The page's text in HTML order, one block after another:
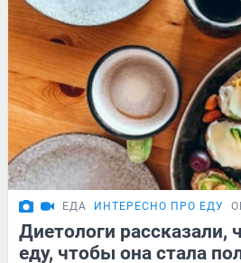
ЕДА ИНТЕРЕСНО ПРО ЕДУ
Диетологи рассказали,
еду, чтобы она стала